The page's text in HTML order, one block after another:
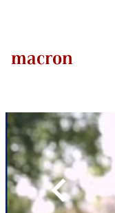
macron